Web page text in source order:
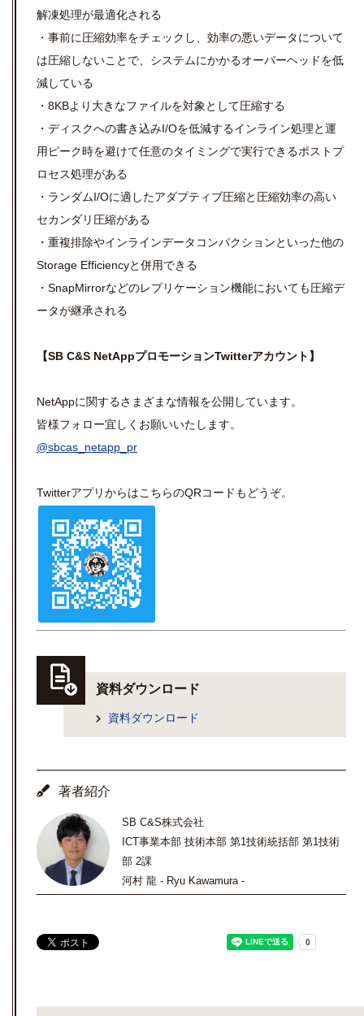
解凍処理が最適化される
・事前に圧縮効率をチェックし、効率の悪いデータについて
は圧縮しないことで、 システムにかかるオーバーヘッドを低
減している
・8KBより大きなファイルを対象として圧縮する
・ディスクへの書き込みI/Oを低減するインライン処理と運
用ピーク時を避けて任意のタイミングで実行できるポストプ
ロセス処理がある
・ランダムI/Oに適したアダプティブ圧縮と圧縮効率の高い
セカンダリ圧縮がある
・重複排除やインラインデータコンパクションといった他の
Storage Efficiencyと併用できる
・SnapMirrorなどのレプリケーション機能においても圧縮デ
ータが継承される
【SB C&S NetAppプロモーションTwitterアカウント】
NetAppに関するさまざまな情報を公開しています。
皆様フォロー宜しくお願いいたします。
@sbcas_netapp_pr
TwitterアプリからはこちらのQRコードもどうぞ。
資料ダウンロード
資料ダウンロード
著者紹介
SB C&S株式会社
ICT事業本部 技術本部 第1技術統括部 第1技術
部 2課
河村 龍 - Ryu Kawamura -